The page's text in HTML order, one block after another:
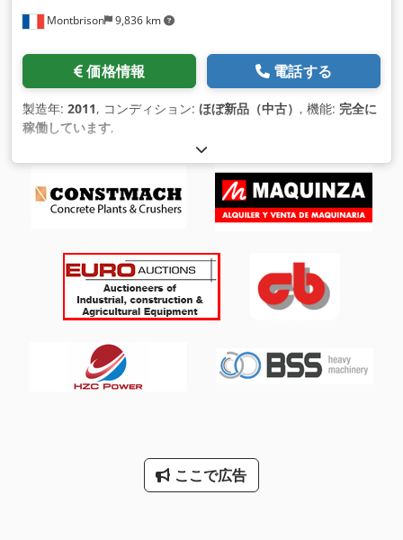
Montbrison 9,836 km
価格情報 電話する
製造年: 2011, コンディション: ほぼ新品（中古） , 機能: 完全に
稼働しています,
ここで広告